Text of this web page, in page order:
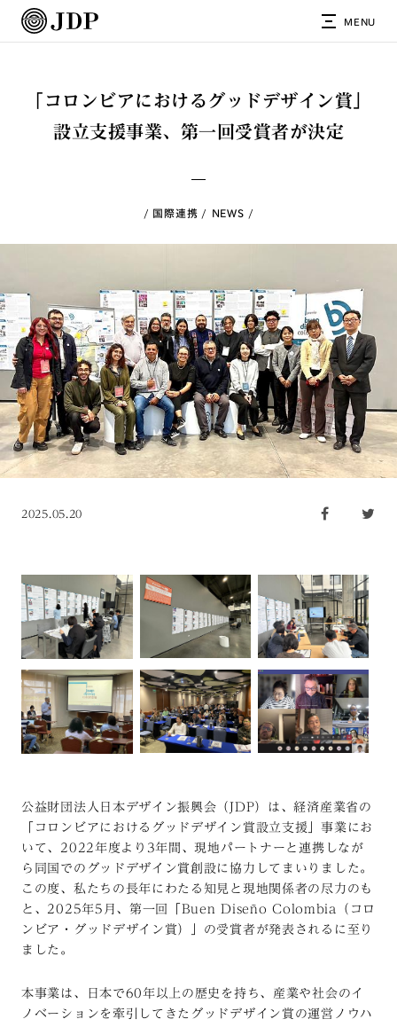
MENU
「コロンビアにおけるグッドデザイン賞」
設立支援事業、第一回受賞者が決定
国際連携 NEWS
2025.05.20
公益財団法人日本デザイン振興会（JDP）は、経済産業省の
「コロンビアにおけるグッドデザイン賞設立支援」事業にお
いて、2022年度より3年間、現地パートナーと連携しなが
ら同国でのグッドデザイン賞創設に協力してまいりました。
この度、私たちの長年にわたる知見と現地関係者の尽力のも
と、2025年5月、第一回「Buen Diseño Colombia（コロ
ンビア・グッドデザイン賞）」の受賞者が発表されるに至り
ました。
本事業は、日本で60年以上の歴史を持ち、産業や社会のイ
ノベーションを牽引してきたグッドデザイン賞の運営ノウハ